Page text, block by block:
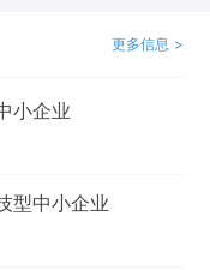
更多信息 >
小企业
型中小企业